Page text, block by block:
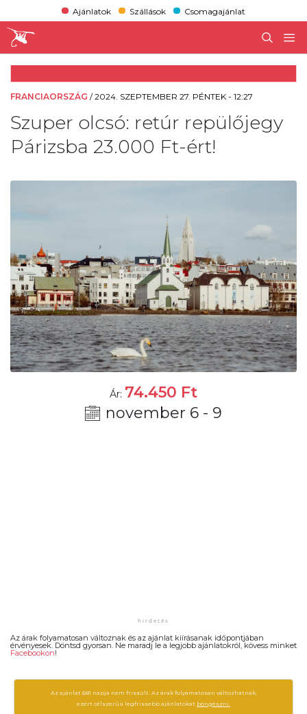
Ajánlatok Szállások Csomagajánlat
FRANCIAORSZÁG /2024. SZEPTEMBER 27. PÉNTEK - 12:27
Szuper olcsó: retúr repülőjegy
Párizsba 23.000 Ft-ért!
Ár: 74.450 Ft
november 6 - 9
Az árak folyamatosan változnak és az ajánlat kiírásanak időpontjában
érvényesek. Döntsd gyorsan. Ne maradj le a legjobb ajánlatokról, kövess minket
Facebookon!
Az ajánlat 681 napja nem frissült. Az árak folyamatosan változhatnak,
ezért célszerű a legfrissebb ajánlatokat böngészni.